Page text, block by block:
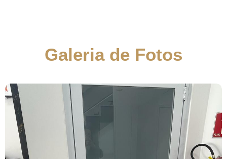
Galeria de Fotos